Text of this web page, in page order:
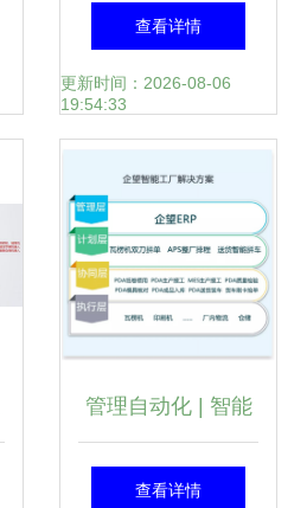
理信息化系统 重塑
企业管理的智慧引
查看详情
更新时间：2026-08-06
19:54:33
管理自动化 | 智能
制造大趋势下,纸包
查看详情